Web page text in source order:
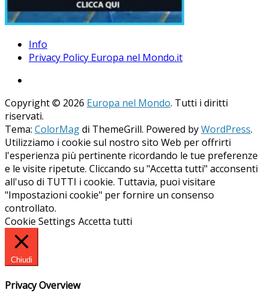
Info
Privacy Policy Europa nel Mondo.it
Copyright © 2026 Europa nel Mondo. Tutti i diritti
riservati.
Tema: ColorMagdi ThemeGrill. Powered byWordPress.
Utilizziamo i cookie sul nostro sito Web per offrirti
l'esperienza più pertinente ricordando le tue preferenze
e le visite ripetute. Cliccando su "Accetta tutti" acconsenti
all'uso di TUTTI i cookie. Tuttavia, puoi visitare
"Impostazioni cookie" per fornire un consenso
controllato.
Cookie Settings Accetta tutti
Chiudi
Privacy Overview